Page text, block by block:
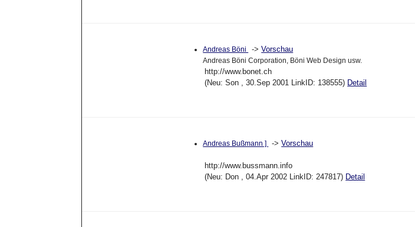
Andreas Böni ->Vorschau
Andreas Böni Corporation, Böni Web Design usw.
http://www.bonet.ch
(Neu: Son , 30.Sep 2001 LinkID: 138555) Detail
Andreas Bußmann ] ->Vorschau
http://www.bussmann.info
(Neu: Don , 04.Apr 2002 LinkID: 247817) Detail